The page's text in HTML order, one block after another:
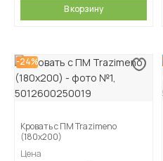
В корзину
-24%
Кровать с ПМ Trazimeno
(180х200)
Цена